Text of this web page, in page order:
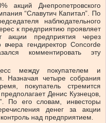
акций Днепропетровского
“Славутич Капитал”. По
наблюдательного
к предприятию проявляет
акции предприятия через
гендиректор Concorde
комментировать эту
между покупателем и
Назначая четыре собрания
покупатель стремится
Денис Кузнецов,
По его словам, инвесторы
денег за акции
над предприятием.